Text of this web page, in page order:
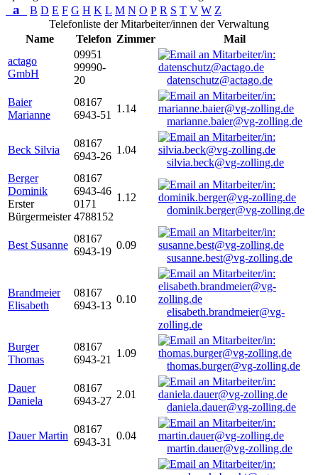
a B D E F G H K L M N O P R S T V W Z
Telefonliste der Mitarbeiter/innen der Verwaltung
Name
Telefon Zimmer
Mail
actago
GmbH
09951
99990-
20
datenschutz@actago.de
Baier
Marianne
08167
6943-51
1.14
marianne.baier@vg-zolling.de
Beck Silvia
08167
6943-26
1.04
silvia.beck@vg-zolling.de
Berger
Dominik
Erster
Bürgermeister
08167
6943-46
0171
4788152
1.12
dominik.berger@vg-zolling.de
Best Susanne
08167
6943-19
0.09
susanne.best@vg-zolling.de
Brandmeier
Elisabeth
08167
6943-13
0.10
elisabeth.brandmeier@vg-
zolling.de
Burger
Thomas
08167
6943-21
1.09
thomas.burger@vg-zolling.de
Dauer
Daniela
08167
6943-27
2.01
daniela.dauer@vg-zolling.de
Dauer Martin
08167
6943-31
0.04
martin.dauer@vg-zolling.de